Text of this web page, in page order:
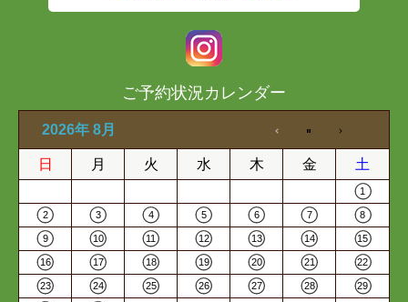
ご予約状況カレンダー
2026年 8月
日 月 火 水 木 金 土
1
2 3 4 5 6 7 8
9 10 11 12 13 14 15
16 17 18 19 20 21 22
23 24 25 26 27 28 29